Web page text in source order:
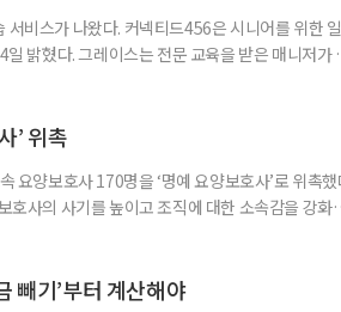
비스가 나왔다. 커넥티드456은 시니어를 위한 일
밝혔다. 그레이스는 전문 교육을 받은 매니저가
의집중력, 언어능력, 시공간 능력, 계산 능
’ 위촉
요양보호사 170명을 ‘명예 요양보호사’로 위촉
호사의 사기를 높이고 조직에 대한 소속감을 강화
했다. 우수 요양보호사들이 현장에서 쌓은 돌봄
빼기’부터 계산해야